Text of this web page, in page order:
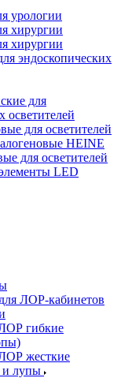
урологии
хирургии
хирургии
эндоскопических
для
осветителей
для осветителей
HEINE
для осветителей
LED
ЛОР-кабинетов
гибкие
жесткие
и лупы